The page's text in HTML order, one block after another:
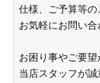
仕様、ご予算等
お気軽にお問い合
お困り事やご要
当店スタッフが